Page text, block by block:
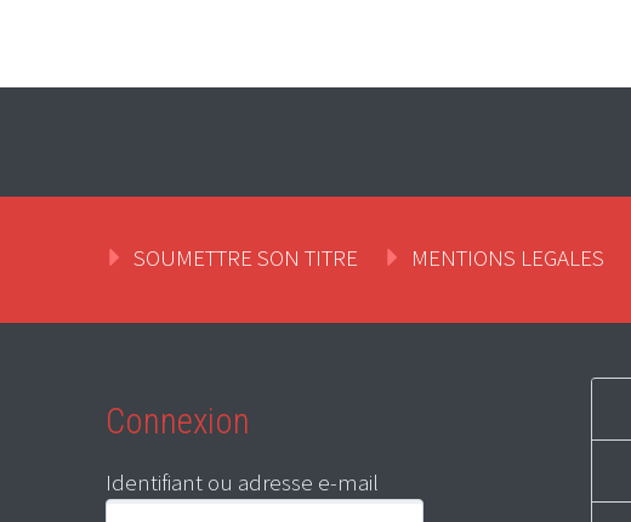
SOUMETTRE SON TITRE MENTIONS LEGALES
Connexion
Identifiant ou adresse e-mail